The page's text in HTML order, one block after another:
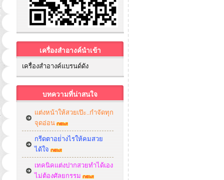
เครื่องสำอางค์นำเข้า
เครื่องสำอางค์แบรนด์ดัง
บทความที่น่าสนใจ
แต่งหน้าให้สวยเป๊ะ..กำจัดทุก
จุดอ่อน
กรีดตาอย่่างไรให้คมสวย
ได้ใจ
เทคนิคแต่งปากสวยทำได้เอง
ไม่ต้องศัลยกรรม